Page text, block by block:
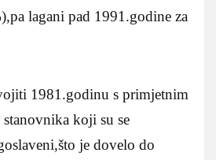
lagani pad 1991.godine za
1981.godinu s primjetnim
koji su se
je dovelo do